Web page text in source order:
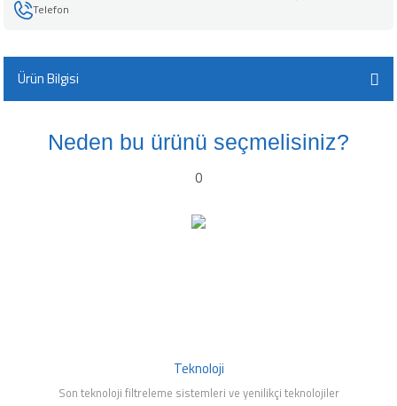
Telefon
Ürün Bilgisi
Neden bu ürünü seçmelisiniz?
0
Teknoloji
Son teknoloji filtreleme sistemleri ve yenilikçi teknolojiler